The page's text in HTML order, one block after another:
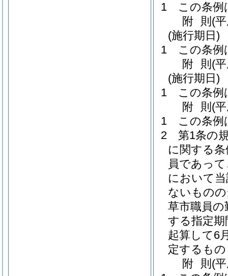
1
この条例
附 則 (
(施行期日)
1
この条例
附 則 (
(施行期日)
1
この条例
附 則 (
1
この条例
2
第1条の
に関する
員であっ
において
ないもの
草市職員の
する指定
起算して6
定するも
附 則 (